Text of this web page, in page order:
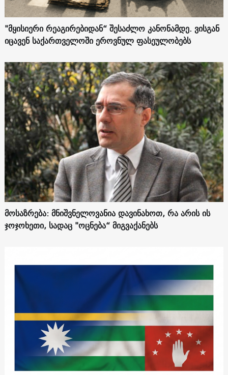
"მყისიერი რეაგირებიდან“ შესაძლო კანონამდე. ვისგან
იცავენ საქართველოში ეროვნულ ფასეულობებს
მოსაზრება: მნიშვნელოვანია დავინახოთ, რა არის ის
ჯოჯოხეთი, სადაც "ოცნება“ მიგვაქანებს